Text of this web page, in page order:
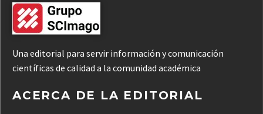
Una editorial para servir información y comunicación
científicas de calidad a la comunidad académica
ACERCA DE LA EDITORIAL